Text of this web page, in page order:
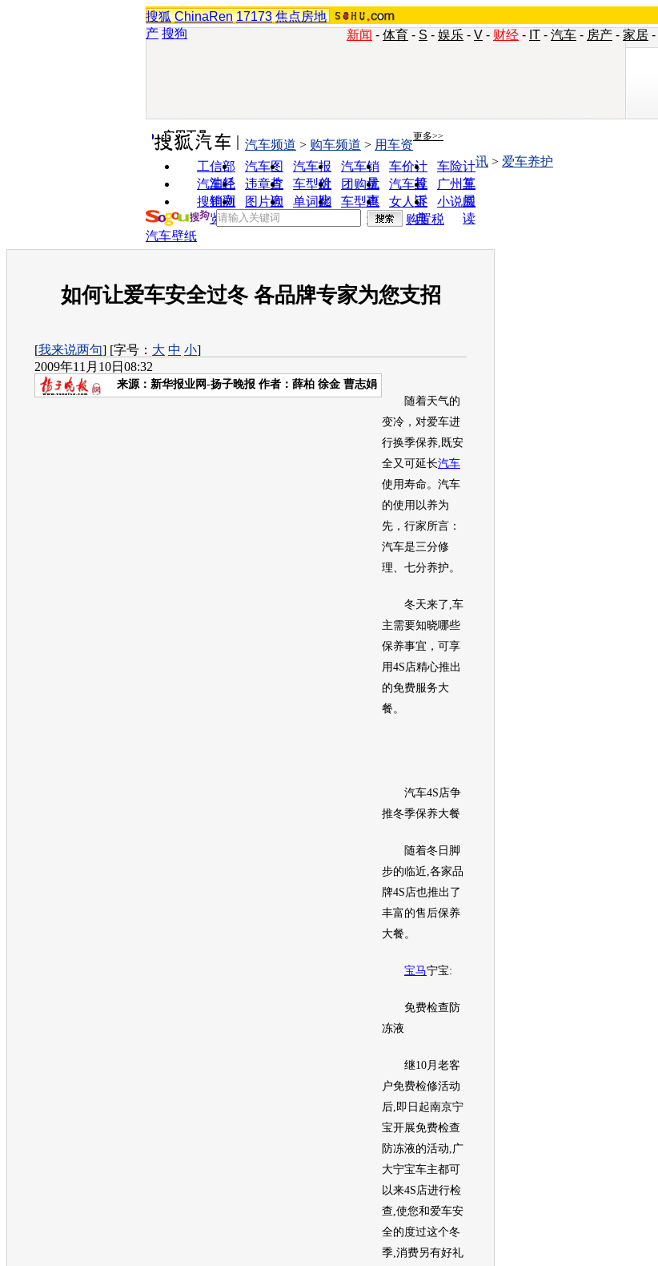
搜狐 ChinaRen 17173 焦点房地
产 搜狗 新闻 - 体育 - S - 娱乐 - V - 财经 - IT - 汽车 - 房产 - 家居 -
实用工具 更多>>
工信部
油耗
汽车图
片
汽车报
价
汽车销
量
车价计
算
车险计
算
汽车经
销商
违章查
询
车型对
比
团购优
惠
汽车投
诉
广州车
展
搜狗浏
览器
图片欣
赏
单词翻
车型查
询
女人宝
典
小说阅
读
汽车频道 > 购车频道 > 用车资
讯 > 爱车养护
购置税
汽车壁纸
如何让爱车安全过冬 各品牌专家为您支招
[我来说两句] [字号： 大 中 小]
2009年11月10日08:32
来源： 新华报业网-扬子晚报 作者：薛柏 徐金 曹志娟
随着天气的
变冷，对爱车进
行换季保养,既安
全又可延长汽车
使用寿命。 汽车
的使用以养为
先，行家所言：
汽车是三分修
理、七分养护。
冬天来了,车
主需要知晓哪些
保养事宜，可享
用4S店精心推出
的免费服务大
餐。
汽车4S店争
推冬季保养大餐
随着冬日脚
步的临近,各家品
牌4S店也推出了
丰富的售后保养
大餐。
宝马宁宝:
免费检查防
冻液
继10月老客
户免费检修活动
后,即日起南京宁
宝开展免费检查
防冻液的活动,广
大宁宝车主都可
以来4S店进行检
查,使您和爱车安
全的度过这个冬
季,消费另有好礼